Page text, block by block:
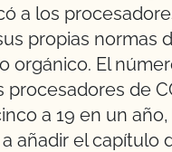
a los
propias normas
orgánico. El
procesadores de
a 19 en un año,
añadir el capítulo